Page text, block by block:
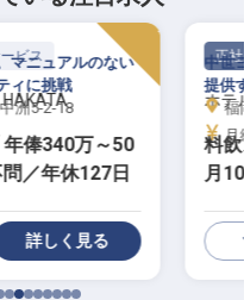
ビス
者募集／残業
漂うレストランで
ひととき
辺通3-4-13
詳しく見る
正社
ホテ
レ
ー
残業
ール
福
月